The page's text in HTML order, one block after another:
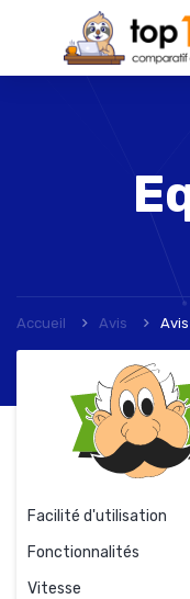
Accueil Avis
Facilité d'utilisation
Fonctionnalités
Vitesse